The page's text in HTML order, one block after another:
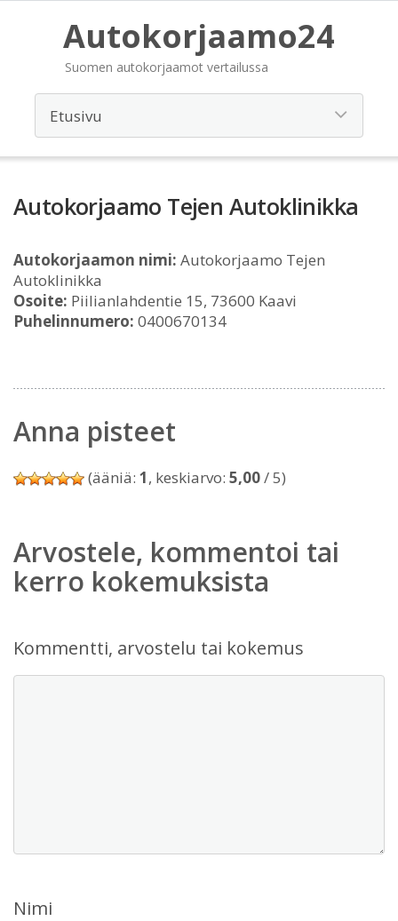
Autokorjaamo24
Suomen autokorjaamot vertailussa
Autokorjaamo Tejen Autoklinikka
Autokorjaamon nimi: Autokorjaamo Tejen
Autoklinikka
Osoite: Piilianlahdentie 15, 73600 Kaavi
Puhelinnumero: 0400670134
Anna pisteet
(ääniä: 1, keskiarvo: 5,00/ 5)
Arvostele, kommentoi tai
kerro kokemuksista
Kommentti, arvostelu tai kokemus
Nimi